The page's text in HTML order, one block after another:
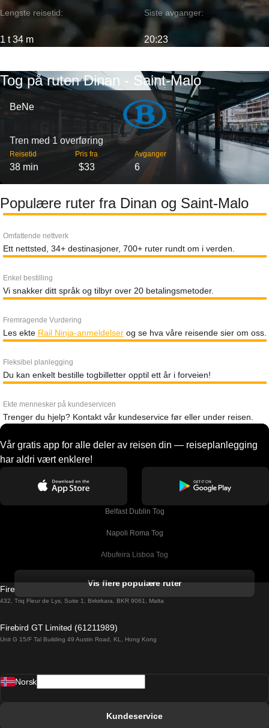
Lengste reisetid:
1 t 34 m
Siste avganger:
20:23
Tog på ruten Dinan - Saint-Malo
BeNe
Tren med 1 overføring
Reisetid
38 min
Pris fra
$33
Avganger
6
Populære ruter fra Dinan og Saint-Malo
Omfattende nettverk
Ett nettsted, 34+ destinasjoner, 700+ ruter rundt om i verden.
Enkel bestilling
Vi snakker ditt språk og tilbyr over 20 betalingsmetoder.
Fremragende Vurdering
Les ekte Rail Ninja-anmeldelserog se hva våre reisende sier om oss.
Fleksibel planlegging
Du kan enkelt bestille togbilletter opptil ett år i forveien!
Ekte mennesker på kundeservicen
Trenger du hjelp? Kontakt vår kundeservice før eller under reisen.
Vår gratis app for alle deler av reisen din — reiseplanlegging
har aldri vært enklere!
Belfast Dublin Tog
Napoli Roma Tog
Albufeira Lisboa Tog
Barcelona Madrid Tog
Barcelona Sevilla Tog
Vis flere populære ruter
Firebird GT Limited (OC 1451)
432, Triq Fleur de Lys, Suite 1, Birkirkara, BKR 9061, Malta
Firebird GT Limited (61211989)
Unit G 15/F Tal Building 49 Austin Road, KL, Hong Kong
Norsk
Kundeservice